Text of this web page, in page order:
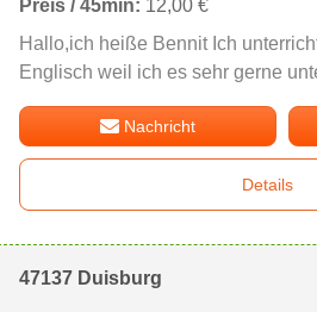
Preis / 45min: 12,00 €
Hallo,ich heiße Bennit Ich
Englisch weil ich es sehr gerne
Nachricht
Details
47137 Duisburg